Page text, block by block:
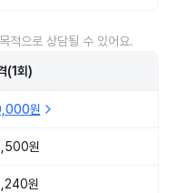
적으로 상담될 수 있어요.
(1회)
원
원
원